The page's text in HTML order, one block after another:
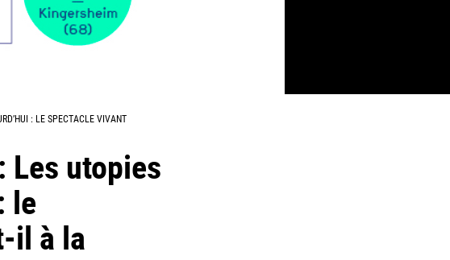
: LE SPECTACLE VIVANT
Les utopies
le
il à la